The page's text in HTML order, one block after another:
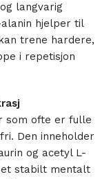
langvarig
hjelper til
trene hardere,
i repetisjon
som ofte er fulle
Den inneholder
og acetyl L-
stabilt mentalt